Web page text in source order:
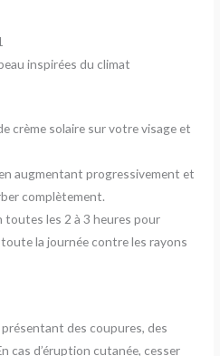
inspirées du climat
crème solaire sur votre visage et
augmentant progressivement et
complètement.
toutes les 2 à 3 heures pour
la journée contre les rayons
des coupures, des
cas d’éruption cutanée, cesser